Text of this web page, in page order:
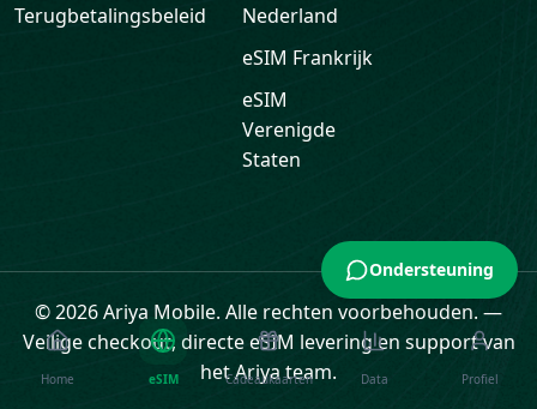
Terugbetalingsbeleid
Nederland
eSIM Frankrijk
eSIM
Verenigde
Staten
© 2026 Ariya Mobile. Alle rechten voorbehouden. —
Veilige checkout, directe eSIM levering en support van
het Ariya team.
Home eSIM Cadeaukaarten Data Profiel
Ondersteuning